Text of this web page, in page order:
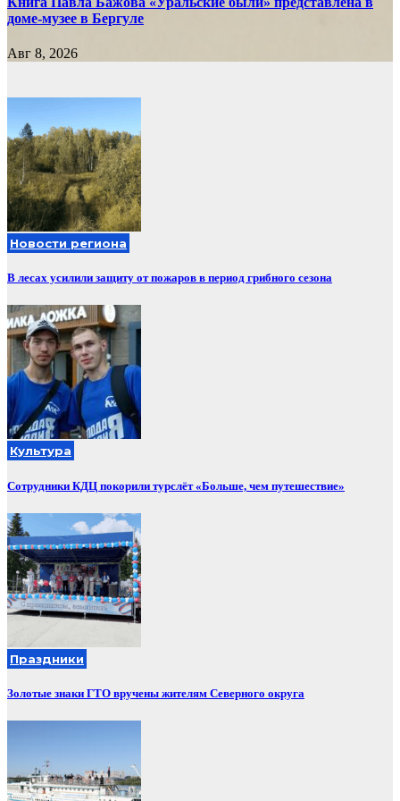
доме-музее в Бергуле
Авг 8, 2026
Новости региона
В лесах усилили защиту от пожаров в период грибного сезона
Культура
Сотрудники КДЦ покорили турслёт «Больше, чем путешествие»
Праздники
Золотые знаки ГТО вручены жителям Северного округа